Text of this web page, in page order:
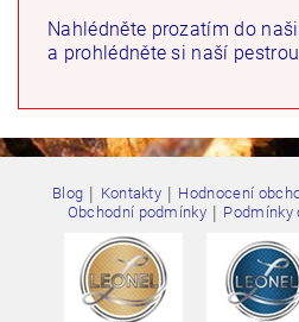
Nahlédněte prozatím do
a prohlédněte si naší
Blog | Kontakty | Hodnocení
Obchodní podmínky | Podmínky